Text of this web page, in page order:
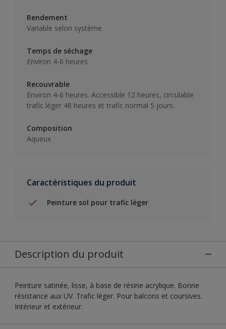
Rendement
Variable selon système
Temps de séchage
Environ 4-6 heures
Recouvrable
Environ 4-6 heures. Accessible 12 heures, circulable
trafic léger 48 heures et trafic normal 5 jours.
Composition
Aqueux
Caractéristiques du produit
Peinture sol pour trafic léger
Description du produit
Peinture satinée, lisse, à base de résine acrylique. Bonne
résistance aux UV. Trafic léger. Pour balcons et coursives.
Intérieur et extérieur.